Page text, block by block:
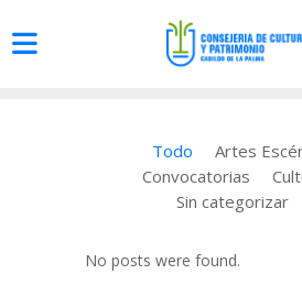
Todo Artes
Convocatorias
Sin categorizar
No posts were found.